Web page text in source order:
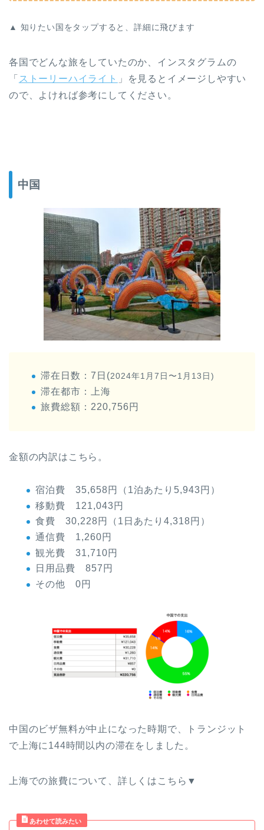
▲ 知りたい国をタップすると、詳細に飛びます
各国でどんな旅をしていたのか、インスタグラムの
「 ストーリーハイライト
」を見るとイメージしやすい
ので、よければ参考にしてください。
中国
滞在日数：7日(2024年1月7日〜1月13日)
滞在都市：上海
旅費総額：220,756円
金額の内訳はこちら。
宿泊費 35,658円（1泊あたり5,943円）
移動費 121,043円
食費 30,228円（1日あたり4,318円）
通信費 1,260円
観光費 31,710円
日用品費 857円
その他 0円
中国のビザ無料が中止になった時期で、トランジット
で上海に144時間以内の滞在をしました。
上海での旅費について、詳しくはこちら▼